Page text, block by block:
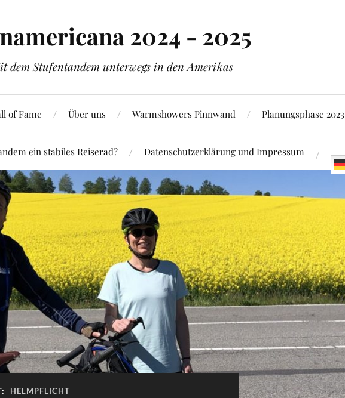
2024 - 2025
dem Stufentandem unterwegs in den Amerikas
of Fame Über uns Warmshowers Pinnwand Planungsphase 2023
ein stabiles Reiserad? Datenschutzerklärung und Impressum
HELMPFLICHT